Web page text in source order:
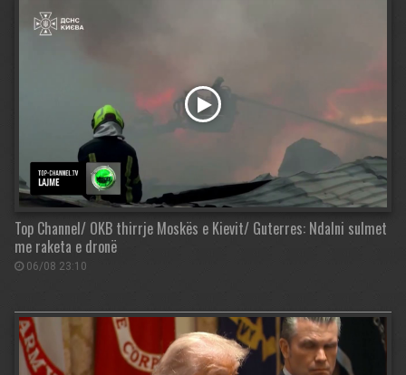
Top Channel/ OKB thirrje Moskës e Kievit/ Guterres: Ndalni sulmet
me raketa e dronë
06/08 23:10